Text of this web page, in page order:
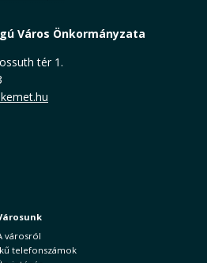
Város Önkormányzata
tér 1.
városról
telefonszámok